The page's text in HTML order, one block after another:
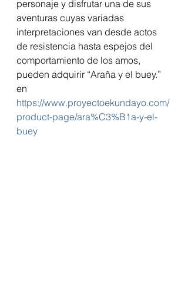
personaje y disfrutar una de sus
aventuras cuyas variadas
interpretaciones van desde actos
de resistencia hasta espejos del
comportamiento de los amos,
pueden adquirir “Araña y el buey.”
en
https://www.proyectoekundayo.com/
product-page/ara%C3%B1a-y-el-
buey